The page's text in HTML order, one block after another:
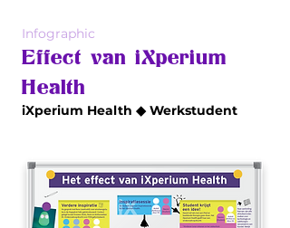
Infographic
Effect van iXperium
Health
iXperium Health ◆ Werkstudent